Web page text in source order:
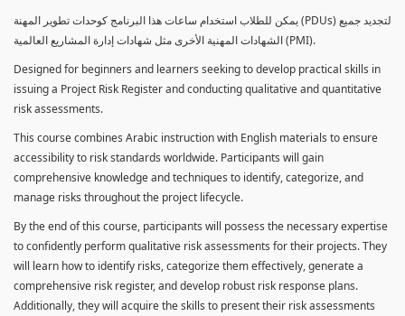
يمكن للطلاب استخدام ساعات هذا البرنامج كوحدات تطوير المهنة (PDUs) لتجديد جميع
الشهادات المهنية الأخرى مثل شهادات إدارة المشاريع العالمية (PMI).
Designed for beginners and learners seeking to develop practical skills in
issuing a Project Risk Register and conducting qualitative and quantitative
risk assessments.
This course combines Arabic instruction with English materials to ensure
accessibility to risk standards worldwide. Participants will gain
comprehensive knowledge and techniques to identify, categorize, and
manage risks throughout the project lifecycle.
By the end of this course, participants will possess the necessary expertise
to confidently perform qualitative risk assessments for their projects. They
will learn how to identify risks, categorize them effectively, generate a
comprehensive risk register, and develop robust risk response plans.
Additionally, they will acquire the skills to present their risk assessments